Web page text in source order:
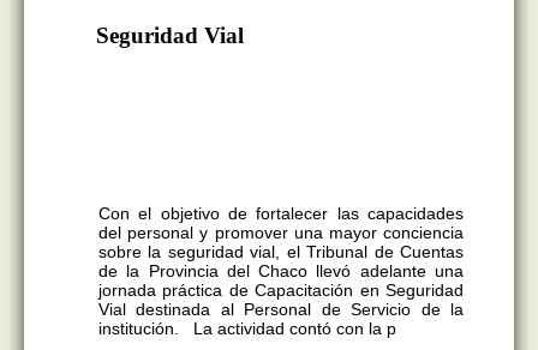
Seguridad Vial
Con el objetivo de fortalecer las capacidades
del personal y promover una mayor conciencia
sobre la seguridad vial, el Tribunal de Cuentas
de la Provincia del Chaco llevó adelante una
jornada práctica de Capacitación en Seguridad
Vial destinada al Personal de Servicio de la
institución. La actividad contó con la p